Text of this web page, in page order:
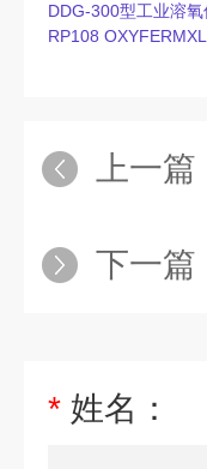
DDG-300型工业溶氧
RP108
上一篇
下一篇
* 姓名：